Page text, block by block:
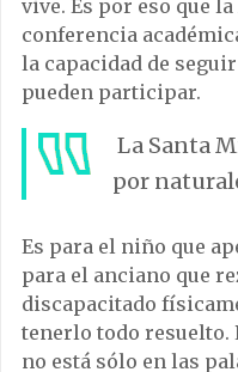
vive. Es por eso que
conferencia
la capacidad de
pueden participar.
La Santa
por
Es para el niño que
para el anciano que
discapacitado
tenerlo todo resuelto.
no está sólo en las